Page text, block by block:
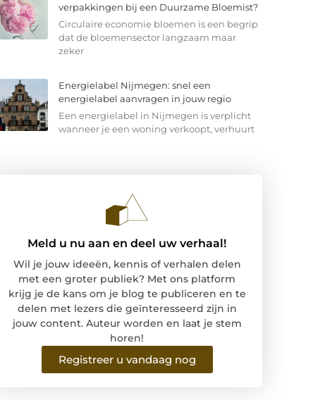
verpakkingen bij een Duurzame Bloemist?
Circulaire economie bloemen is een begrip
dat de bloemensector langzaam maar
zeker
Energielabel Nijmegen: snel een
energielabel aanvragen in jouw regio
Een energielabel in Nijmegen is verplicht
wanneer je een woning verkoopt, verhuurt
Meld u nu aan en deel uw verhaal!
Wil je jouw ideeën, kennis of verhalen delen
met een groter publiek? Met ons platform
krijg je de kans om je blog te publiceren en te
delen met lezers die geïnteresseerd zijn in
jouw content. Auteur worden en laat je stem
horen!
Registreer u vandaag nog